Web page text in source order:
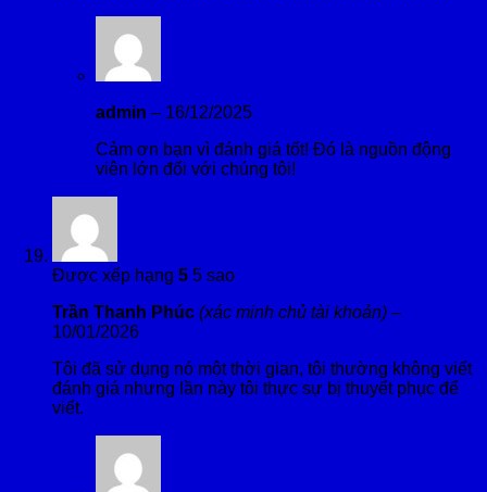
admin – 16/12/2025
Cảm ơn bạn vì đánh giá tốt! Đó là nguồn động
viên lớn đối với chúng tôi!
Được xếp hạng 5 5 sao
Trần Thanh Phúc (xác minh chủ tài khoản) –
10/01/2026
Tôi đã sử dụng nó một thời gian, tôi thường không viết
đánh giá nhưng lần này tôi thực sự bị thuyết phục để
viết.